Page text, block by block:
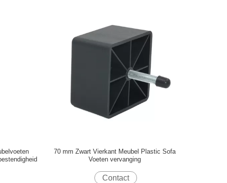
70 mm Zwart Vierkant Meubel Plastic Sofa
Voeten vervanging
Contact